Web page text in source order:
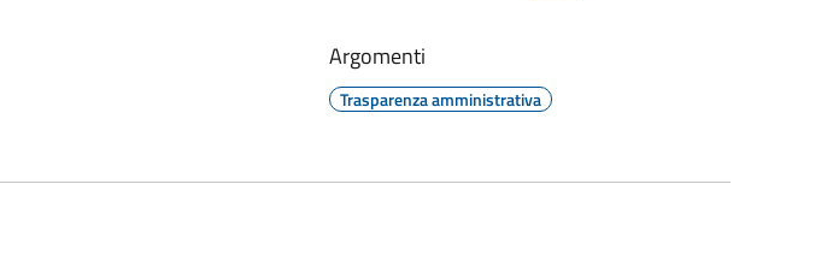
Argomenti
Trasparenza amministrativa